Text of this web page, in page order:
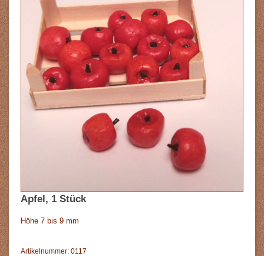
Apfel, 1 Stück
Höhe 7 bis 9 mm
Artikelnummer: 0117